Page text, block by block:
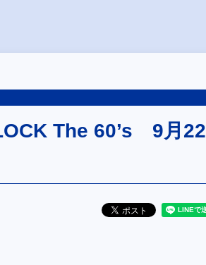
The 60’s 9月22